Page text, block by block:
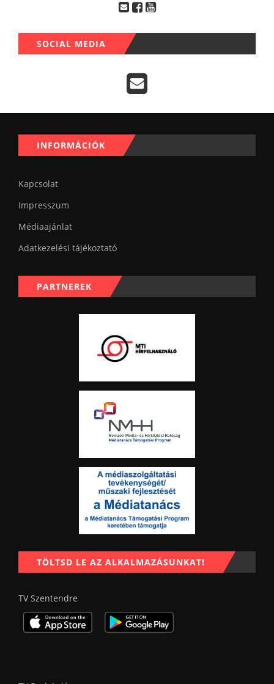
SOCIAL MEDIA
INFORMÁCIÓK
Kapcsolat
Impresszum
Médiaajánlat
Adatkezelési tájékoztató
PARTNEREK
TÖLTSD LE AZ ALKALMAZÁSUNKAT!
TV Szentendre